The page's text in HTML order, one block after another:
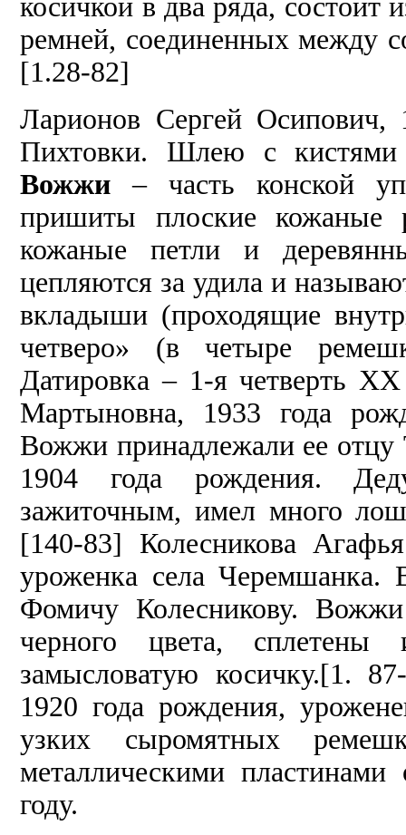
косичкой в два ряда,
ремней, соединенных между
[1.28-82]
Ларионов Сергей Осипович,
Пихтовки. Шлею с кистями
Вожжи – часть конской
пришиты плоские
кожаные петли и
цепляются за удила и
вкладыши (проходящие
четверо» (в четыре
Датировка – 1-я четверть
Мартыновна, 1933 года
Вожжи принадлежали ее отцу
1904 года рождения.
зажиточным, имел много
[140-83] Колесникова
уроженка села
Фомичу Колесникову.
черного цвета,
замысловатую косичку.[1.
1920 года рождения,
узких сыромятных
металлическими
году.